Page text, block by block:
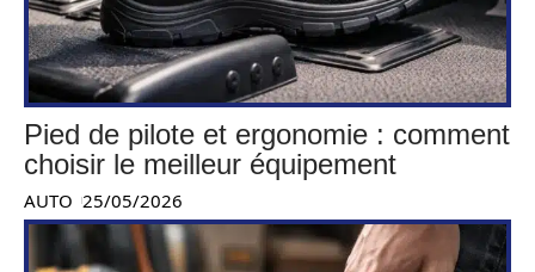
Pied de pilote et ergonomie : comment
choisir le meilleur équipement
AUTO 25/05/2026